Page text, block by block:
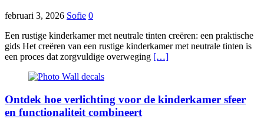
februari 3, 2026 Sofie 0
Een rustige kinderkamer met neutrale tinten creëren: een praktische
gids Het creëren van een rustige kinderkamer met neutrale tinten is
een proces dat zorgvuldige overweging […]
Ontdek hoe verlichting voor de kinderkamer sfeer
en functionaliteit combineert